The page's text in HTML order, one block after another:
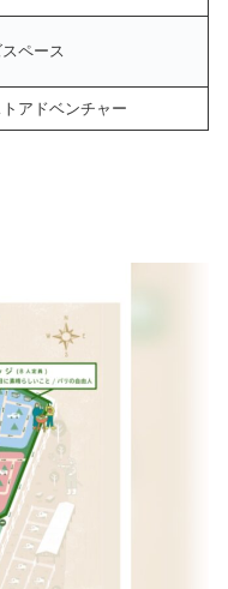
ペース
アドベンチャー